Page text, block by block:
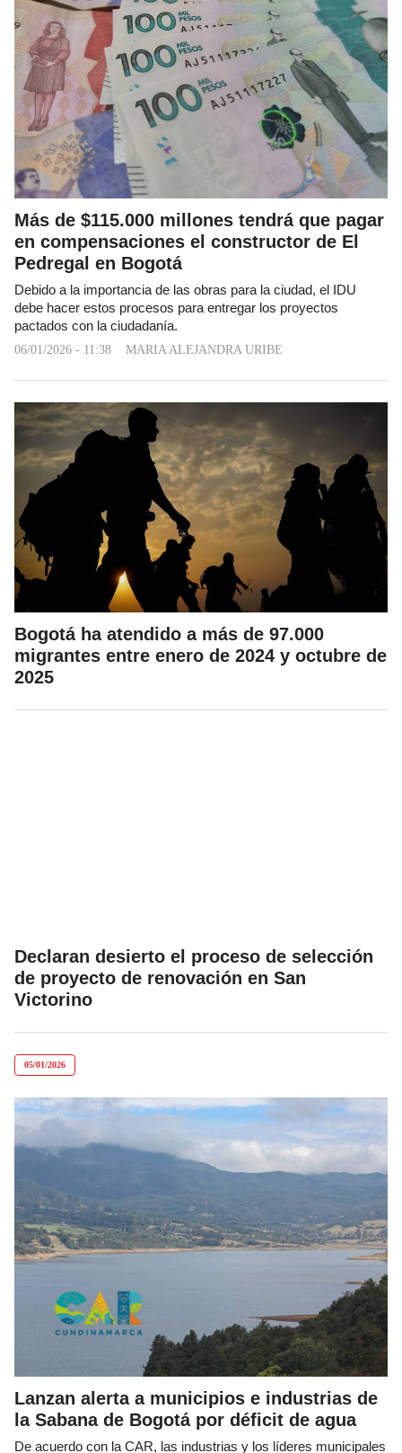
Más de $115.000 millones tendrá que pagar
en compensaciones el constructor de El
Pedregal en Bogotá
Debido a la importancia de las obras para la ciudad, el IDU
debe hacer estos procesos para entregar los proyectos
pactados con la ciudadanía.
06/01/2026 - 11:38 MARIA ALEJANDRA URIBE
Bogotá ha atendido a más de 97.000
migrantes entre enero de 2024 y octubre de
2025
Declaran desierto el proceso de selección
de proyecto de renovación en San
Victorino
05/01/2026
Lanzan alerta a municipios e industrias de
la Sabana de Bogotá por déficit de agua
De acuerdo con la CAR, las industrias y los líderes municipales